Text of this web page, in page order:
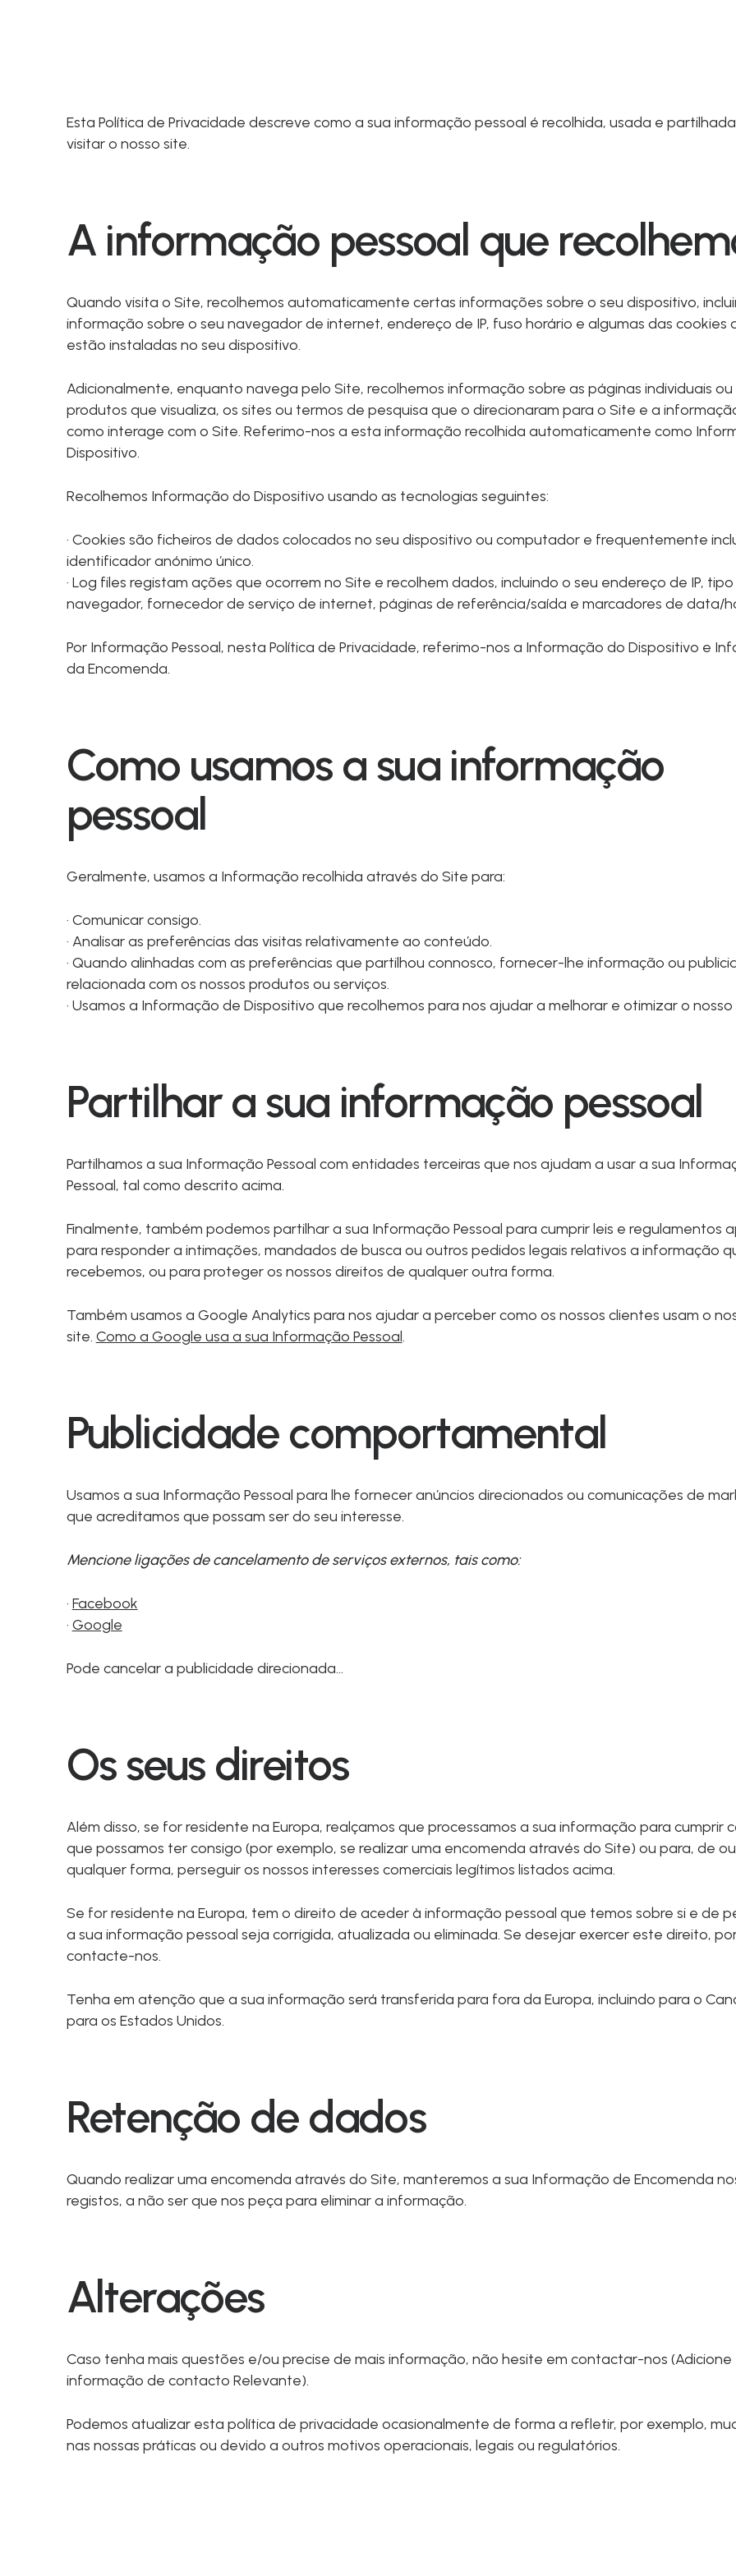
Esta Política de Privacidade descreve como a sua informação pessoal é recolhida, usada e
visitar o nosso site.
A informação pessoal que
Quando visita o Site, recolhemos automaticamente certas informações sobre o seu dispositivo,
informação sobre o seu navegador de internet, endereço de IP, fuso horário e algumas das cookies
estão instaladas no seu dispositivo.
Adicionalmente, enquanto navega pelo Site, recolhemos informação sobre as páginas individuais ou
produtos que visualiza, os sites ou termos de pesquisa que o direcionaram para o Site e a
como interage com o Site. Referimo-nos a esta informação recolhida automaticamente como
Dispositivo.
Recolhemos Informação do Dispositivo usando as tecnologias seguintes:
· Cookies são ficheiros de dados colocados no seu dispositivo ou computador e frequentemente
identificador anónimo único.
· Log files registam ações que ocorrem no Site e recolhem dados, incluindo o seu endereço de IP,
navegador, fornecedor de serviço de internet, páginas de referência/saída e marcadores de data/
Por Informação Pessoal, nesta Política de Privacidade, referimo-nos a Informação do Dispositivo e
da Encomenda.
Como usamos a sua informação
pessoal
Geralmente, usamos a Informação recolhida através do Site para:
· Comunicar consigo.
· Analisar as preferências das visitas relativamente ao conteúdo.
· Quando alinhadas com as preferências que partilhou connosco, fornecer-lhe informação ou
relacionada com os nossos produtos ou serviços.
· Usamos a Informação de Dispositivo que recolhemos para nos ajudar a melhorar e otimizar o nosso
Partilhar a sua informação pessoal
Partilhamos a sua Informação Pessoal com entidades terceiras que nos ajudam a usar a sua
Pessoal, tal como descrito acima.
Finalmente, também podemos partilhar a sua Informação Pessoal para cumprir leis e regulamentos
para responder a intimações, mandados de busca ou outros pedidos legais relativos a informação
recebemos, ou para proteger os nossos direitos de qualquer outra forma.
Também usamos a Google Analytics para nos ajudar a perceber como os nossos clientes usam o
site. Como a Google usa a sua Informação Pessoal.
Publicidade comportamental
Usamos a sua Informação Pessoal para lhe fornecer anúncios direcionados ou comunicações de
que acreditamos que possam ser do seu interesse.
Mencione ligações de cancelamento de serviços externos, tais como:
· Facebook
· Google
Pode cancelar a publicidade direcionada…
Os seus direitos
Além disso, se for residente na Europa, realçamos que processamos a sua informação para cumprir
que possamos ter consigo (por exemplo, se realizar uma encomenda através do Site) ou para, de
qualquer forma, perseguir os nossos interesses comerciais legítimos listados acima.
Se for residente na Europa, tem o direito de aceder à informação pessoal que temos sobre si e de
a sua informação pessoal seja corrigida, atualizada ou eliminada. Se desejar exercer este direito,
contacte-nos.
Tenha em atenção que a sua informação será transferida para fora da Europa, incluindo para o
para os Estados Unidos.
Retenção de dados
Quando realizar uma encomenda através do Site, manteremos a sua Informação de Encomenda
registos, a não ser que nos peça para eliminar a informação.
Alterações
Caso tenha mais questões e/ou precise de mais informação, não hesite em contactar-nos (Adicione
informação de contacto Relevante).
Podemos atualizar esta política de privacidade ocasionalmente de forma a refletir, por exemplo,
nas nossas práticas ou devido a outros motivos operacionais, legais ou regulatórios.